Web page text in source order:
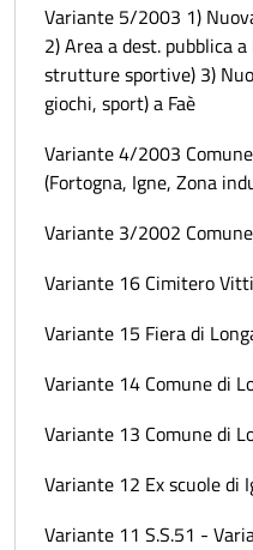
Variante 5/2003 1)
2) Area a dest. pubblica
strutture sportive) 3)
giochi, sport) a Faè
Variante 4/2003
(Fortogna, Igne, Zona
Variante 3/2002
Variante 16 Cimitero
Variante 15 Fiera di
Variante 14 Comune di
Variante 13 Comune di
Variante 12 Ex scuole di
Variante 11 S.S.51 -